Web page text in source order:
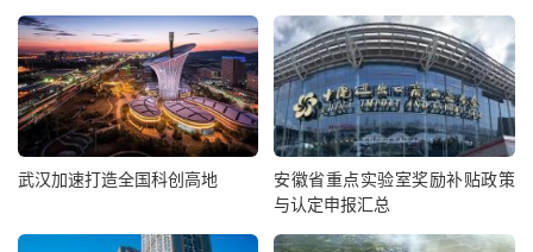
武汉加速打造全国科创高地
安徽省重点实验室奖励补贴政策
与认定申报汇总